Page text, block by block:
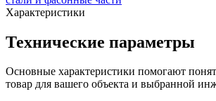
Характеристики
Технические параметры
Основные характеристики помогают
товар для вашего объекта и выбранной